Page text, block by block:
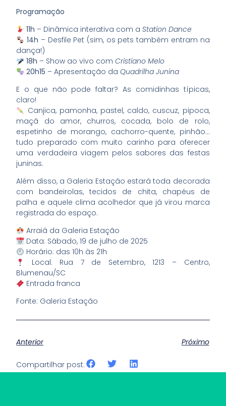
Programação
11h – Dinâmica interativa com aStation Dance
14h – Desfile Pet (sim, os pets também entram na
dança!)
18h – Show ao vivo comCristiano Melo
20h15 – Apresentação daQuadrilha Junina
E o que não pode faltar? As comidinhas típicas,
claro!
Canjica, pamonha, pastel, caldo, cuscuz, pipoca,
maçã do amor, churros, cocada, bolo de rolo,
espetinho de morango, cachorro-quente, pinhão…
tudo preparado com muito carinho para oferecer
uma verdadeira viagem pelos sabores das festas
juninas.
Além disso, a Galeria Estação estará toda decorada
com bandeirolas, tecidos de chita, chapéus de
palha e aquele clima acolhedor que já virou marca
registrada do espaço.
Arraiá da Galeria Estação
Data: Sábado, 19 de julho de 2025
Horário: das 10h às 21h
Local: Rua 7 de Setembro, 1213 – Centro,
Blumenau/SC
Entrada franca
Fonte: Galeria Estação
Anterior Próximo
Compartilhar post: